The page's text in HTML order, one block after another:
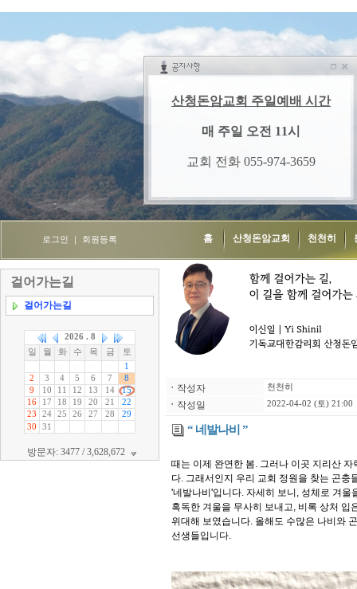
로그인 회원등록 홈 산청돈암교회 천천히
걸어가는길
걸어가는길
방문자: 3477 / 3,628,672
ㆍ 작성자 천천히
ㆍ 작성일 2022-04-02 (토) 21:00
“ 네발나비 ”
때는 이제 완연한 봄. 그러나 이곳 지리산
다. 그래서인지 우리 교회 정원을 찾는 곤
'네발나비'입니다. 자세히 보니, 성체로 겨
혹독한 겨울을 무사히 보내고, 비록 상처
위대해 보였습니다. 올해도 수많은 나비와
선생들입니다.